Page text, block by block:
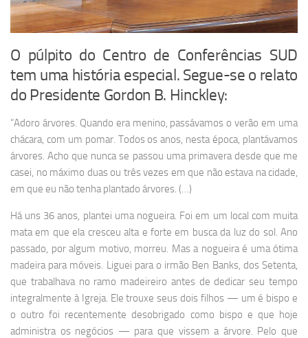
O púlpito do Centro de Conferências SUD
tem uma história especial. Segue-se o relato
do Presidente Gordon B. Hinckley:
“Adoro árvores. Quando era menino, passávamos o verão em uma
chácara, com um pomar. Todos os anos, nesta época, plantávamos
árvores. Acho que nunca se passou uma primavera desde que me
casei, no máximo duas ou três vezes em que não estava na cidade,
em que eu não tenha plantado árvores. (…)
Há uns 36 anos, plantei uma nogueira. Foi em um local com muita
mata em que ela cresceu alta e forte em busca da luz do sol. Ano
passado, por algum motivo, morreu. Mas a nogueira é uma ótima
madeira para móveis. Liguei para o irmão Ben Banks, dos Setenta,
que trabalhava no ramo madeireiro antes de dedicar seu tempo
integralmente à Igreja. Ele trouxe seus dois filhos — um é bispo e
o outro foi recentemente desobrigado como bispo e que hoje
administra os negócios — para que vissem a árvore. Pelo que